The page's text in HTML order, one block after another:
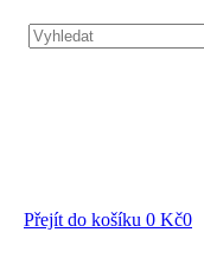
Přejít do košíku 0 Kč0